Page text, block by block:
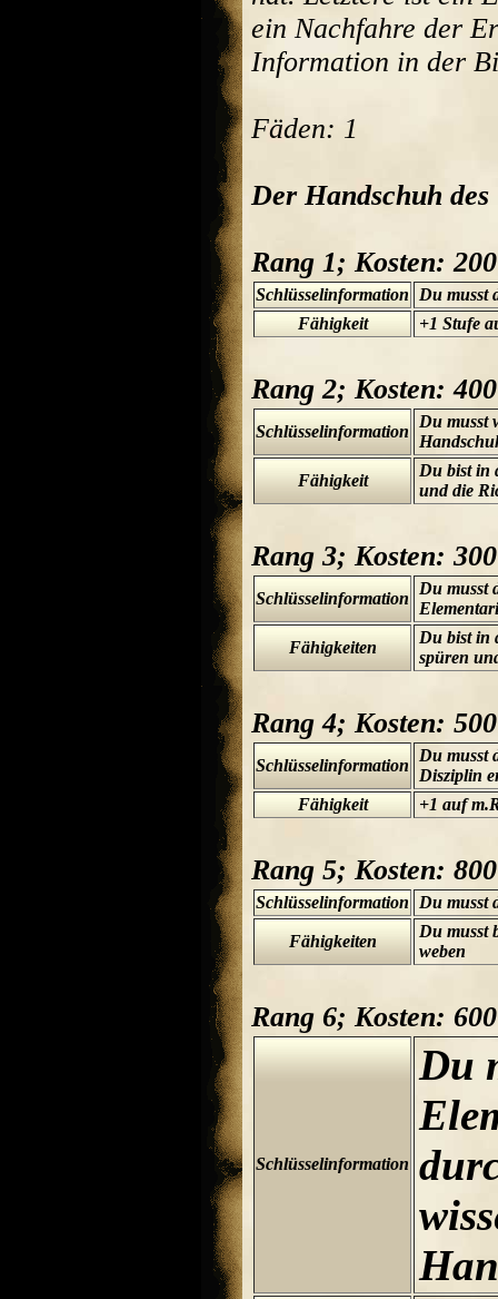
ein Nachfahre der
Information in der
Fäden: 1
Der Handschuh des
Rang 1; Kosten:
Schlüsselinformation Du musst
Fähigkeit
+1 Stufe
Rang 2; Kosten:
Schlüsselinformation
Du musst
Fähigkeit
Du bist in
und die
Rang 3; Kosten:
Schlüsselinformation
Du musst
Fähigkeiten
Du bist in
spüren
Rang 4; Kosten:
Schlüsselinformation
Du musst
Disziplin
Fähigkeit
+1 auf
Rang 5; Kosten:
Schlüsselinformation Du musst
Fähigkeiten
Du musst
weben
Rang 6; Kosten:
Schlüsselinformation
Du